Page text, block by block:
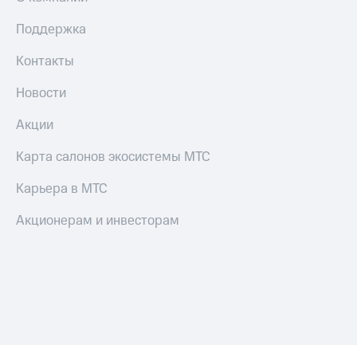
Поддержка
Контакты
Новости
Акции
Карта салонов экосистемы МТС
Карьера в МТС
Акционерам и инвесторам